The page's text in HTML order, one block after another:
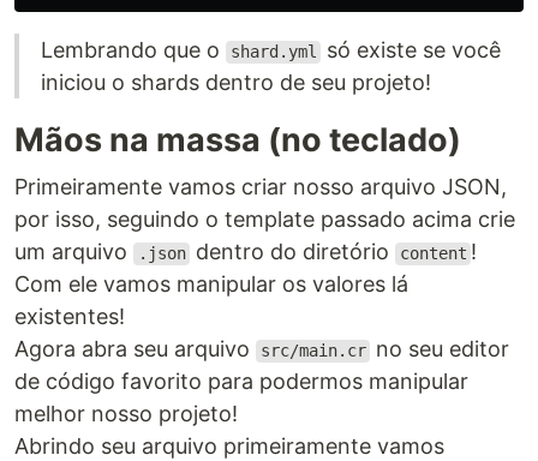
Lembrando que o shard.yml
só existe se você
iniciou o shards dentro de seu projeto!
Mãos na massa (no teclado)
Primeiramente vamos criar nosso arquivo JSON,
por isso, seguindo o template passado acima crie
um arquivo
.json dentro do diretório content !
Com ele vamos manipular os valores lá
existentes!
Agora abra seu arquivo
src/main.cr no seu editor
de código favorito para podermos manipular
melhor nosso projeto!
Abrindo seu arquivo primeiramente vamos